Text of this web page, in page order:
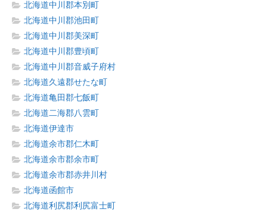
北海道中川郡本別町
北海道中川郡池田町
北海道中川郡美深町
北海道中川郡豊頃町
北海道中川郡音威子府村
北海道久遠郡せたな町
北海道亀田郡七飯町
北海道二海郡八雲町
北海道伊達市
北海道余市郡仁木町
北海道余市郡余市町
北海道余市郡赤井川村
北海道函館市
北海道利尻郡利尻富士町